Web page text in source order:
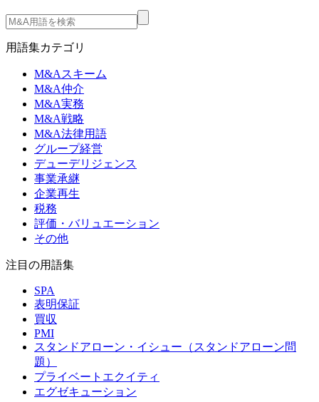
用語集カテゴリ
M&Aスキーム
M&A仲介
M&A実務
M&A戦略
M&A法律用語
グループ経営
デューデリジェンス
事業承継
企業再生
税務
評価・バリュエーション
その他
注目の用語集
SPA
表明保証
買収
PMI
スタンドアローン・イシュー（スタンドアローン問
題）
プライベートエクイティ
エグゼキューション